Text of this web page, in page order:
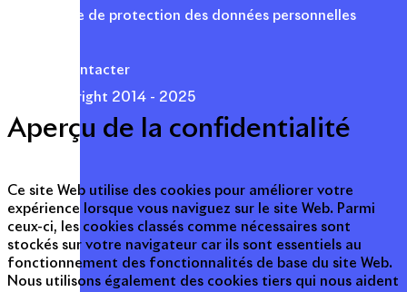
Politique de protection des données personnelles
Nous contacter
© Copyright 2014 - 2025
Aperçu de la confidentialité
Ce site Web utilise des cookies pour améliorer votre
expérience lorsque vous naviguez sur le site Web. Parmi
ceux-ci, les cookies classés comme nécessaires sont
stockés sur votre navigateur car ils sont essentiels au
fonctionnement des fonctionnalités de base du site Web.
Nous utilisons également des cookies tiers qui nous aident